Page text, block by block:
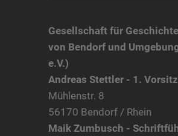
Gesellschaft für
von Bendorf und
e.V.)
Andreas Stettler - 1.
Mühlenstr. 8
56170 Bendorf / Rhein
Maik Zumbusch -